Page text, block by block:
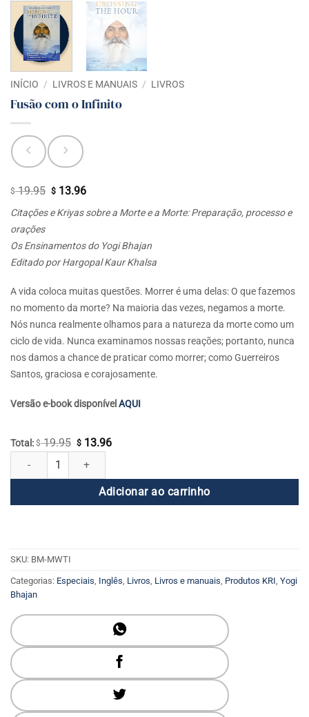
INÍCIO / LIVROS E MANUAIS / LIVROS
Fusão com o Infinito
$19.95 O
preço
$ 19.95.
$13.96O
preço
$ 13.96.
Citações e Kriyas sobre a Morte e a Morte: Preparação, processo e
orações
Os Ensinamentos do Yogi Bhajan
Editado por Hargopal Kaur Khalsa
A vida coloca muitas questões. Morrer é uma delas: O que fazemos
no momento da morte? Na maioria das vezes, negamos a morte.
Nós nunca realmente olhamos para a natureza da morte como um
ciclo de vida. Nunca examinamos nossas reações; portanto, nunca
nos damos a chance de praticar como morrer; como Guerreiros
Santos, graciosa e corajosamente.
Versão e-book disponível AQUI
Total: $19.95 O
$ 19.95.
$13.96O
é:
$ 13.96.
Fusão com o Infinito quantidade
Adicionar ao carrinho
SKU: BM-MWTI
Categorias: Especiais Inglês Livros Livros e manuais Produtos KRI Yogi
Bhajan